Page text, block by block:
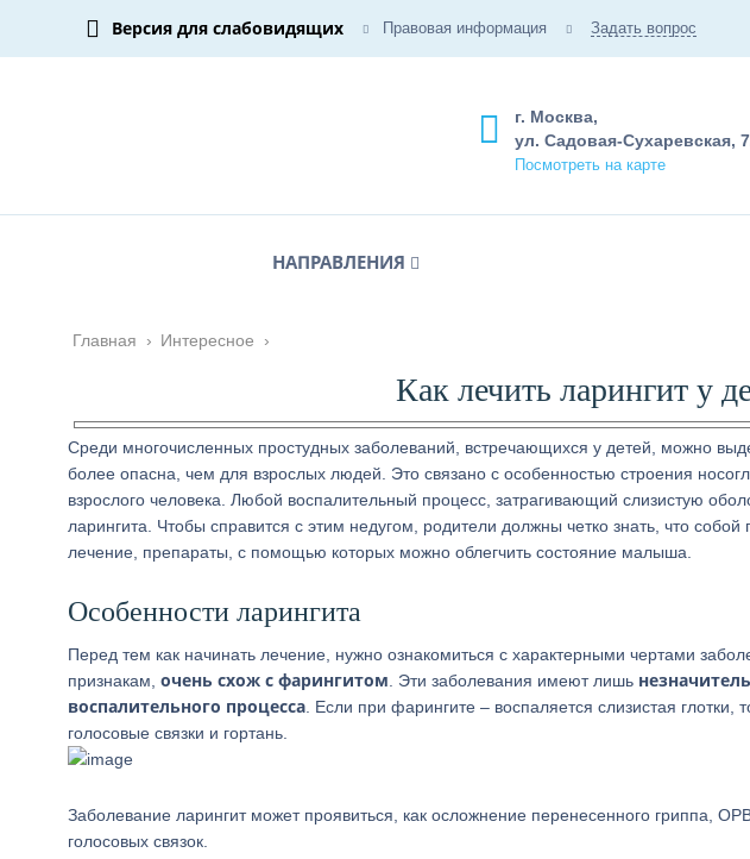
Версия для слабовидящих Правовая информация Задать вопрос
г. Москва,
ул. Садовая-Сухаревская,
Посмотреть на карте
НАПРАВЛЕНИЯ
Главная › Интересное ›
Как лечить ларингит у
Среди многочисленных простудных заболеваний, встречающихся у детей, можно
более опасна, чем для взрослых людей. Это связано с особенностью строения
взрослого человека. Любой воспалительный процесс, затрагивающий слизистую
ларингита. Чтобы справится с этим недугом, родители должны четко знать, что
лечение, препараты, с помощью которых можно облегчить состояние малыша.
Особенности ларингита
Перед тем как начинать лечение, нужно ознакомиться с характерными чертами
признакам, очень схож с фарингитом . Эти заболевания имеют лишь
воспалительного процесса . Если при фарингите – воспаляется слизистая глотки,
голосовые связки и гортань.
Заболевание ларингит может проявиться, как осложнение перенесенного гриппа,
голосовых связок.